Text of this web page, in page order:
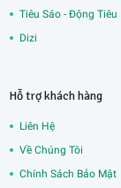
Tiêu Sáo - Động Tiêu
Dizi
Hỗ trợ khách hàng
Liên Hệ
Về Chúng Tôi
Chính Sách Bảo Mật